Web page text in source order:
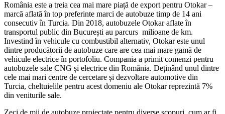
România este a treia cea mai mare piață de export pentru Otokar –
marcă aflată în top preferinte marci de autobuze timp de 14 ani
consecutiv în Turcia. Din 2018, autobuzele Otokar aflate în
transportul public din București au parcurs milioane de km.
Investind în vehicule cu combustibil alternativ, Otokar este unul
dintre producătorii de autobuze care are cea mai mare gamă de
vehicule electrice în portofoliu. Compania a primit comenzi pentru
autobuzele sale CNG și electrice din România. Deținând unul dintre
cele mai mari centre de cercetare și dezvoltare automotive din
Turcia, cheltuielile pentru acest domeniu ale Otokar reprezintă 7%
din veniturile sale.